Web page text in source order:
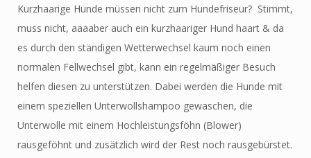
Kurzhaarige Hunde müssen nicht zum Hundefriseur? Stimmt,
muss nicht, aaaaber auch ein kurzhaariger Hund haart & da
es durch den ständigen Wetterwechsel kaum noch einen
normalen Fellwechsel gibt, kann ein regelmäßiger Besuch
helfen diesen zu unterstützen. Dabei werden die Hunde mit
einem speziellen Unterwollshampoo gewaschen, die
Unterwolle mit einem Hochleistungsföhn (Blower)
rausgeföhnt und zusätzlich wird der Rest noch rausgebürstet.